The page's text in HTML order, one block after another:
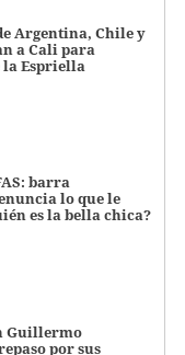
Argentina, Chile y
a Cali para
la Espriella
barra
lo que le
es la bella chica?
Guillermo
por sus